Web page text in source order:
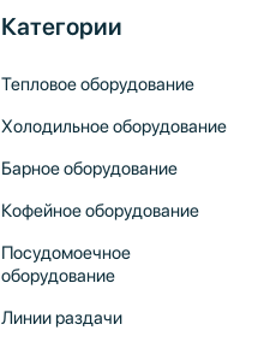
Категории
Тепловое оборудование
Холодильное оборудование
Барное оборудование
Кофейное оборудование
Посудомоечное
оборудование
Линии раздачи